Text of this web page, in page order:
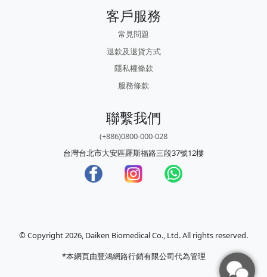
客戶服務
常見問題
退款及退貨方式
隱私權條款
服務條款
聯繫我們
(+886)0800-000-028
台灣台北市大安區羅斯福路三段37號12樓
© Copyright 2026, Daiken Biomedical Co., Ltd. All rights reserved.
*本網頁由豐鴻網路行銷有限公司代為管理